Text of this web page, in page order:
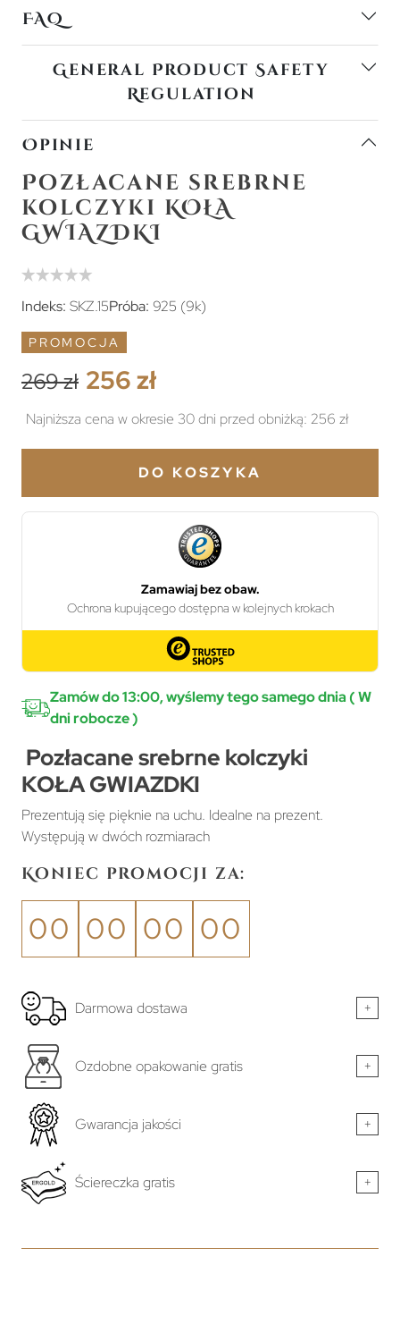
FAQ
General Product Safety
Regulation
Opinie
Pozłacane srebrne
kolczyki KOŁA
GWIAZDKI
Indeks: SKZ.15Próba: 925 (9k)
PROMOCJA
269 zł 256 zł
Najniższa cena w okresie 30 dni przed obniżką: 256 zł
DO KOSZYKA
Zamów do 13:00, wyślemy tego samego dnia ( W
dni robocze )
Pozłacane srebrne kolczyki
KOŁA GWIAZDKI
Prezentują się pięknie na uchu. Idealne na prezent.
Występują w dwóch rozmiarach
Koniec promocji za:
00 00 00 00
Darmowa dostawa +
Ozdobne opakowanie gratis +
Gwarancja jakości +
Ściereczka gratis +